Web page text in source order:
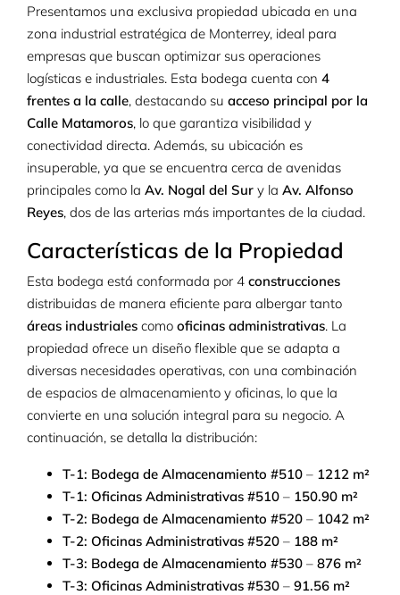
Presentamos una exclusiva propiedad ubicada en una
zona industrial estratégica de Monterrey, ideal para
empresas que buscan optimizar sus operaciones
logísticas e industriales. Esta bodega cuenta con 4
frentes a la calle, destacando su acceso principal por la
Calle Matamoros, lo que garantiza visibilidad y
conectividad directa. Además, su ubicación es
insuperable, ya que se encuentra cerca de avenidas
principales como la Av. Nogal del Sur y la Av. Alfonso
Reyes, dos de las arterias más importantes de la ciudad.
Características de la Propiedad
Esta bodega está conformada por 4 construcciones
distribuidas de manera eficiente para albergar tanto
áreas industriales como oficinas administrativas. La
propiedad ofrece un diseño flexible que se adapta a
diversas necesidades operativas, con una combinación
de espacios de almacenamiento y oficinas, lo que la
convierte en una solución integral para su negocio. A
continuación, se detalla la distribución:
T-1: Bodega de Almacenamiento #510 – 1212 m²
T-1: Oficinas Administrativas #510 – 150.90 m²
T-2: Bodega de Almacenamiento #520 – 1042 m²
T-2: Oficinas Administrativas #520 – 188 m²
T-3: Bodega de Almacenamiento #530 – 876 m²
T-3: Oficinas Administrativas #530 – 91.56 m²